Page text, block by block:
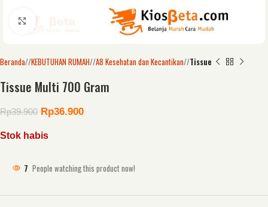
Click to enlarge
Beranda/ KEBUTUHAN RUMAH/ A8 Kesehatan dan Kecantikan/ Tissue
Tissue Multi 700 Gram
Rp39.900 Rp36.900
Stok habis
7 People watching this product now!